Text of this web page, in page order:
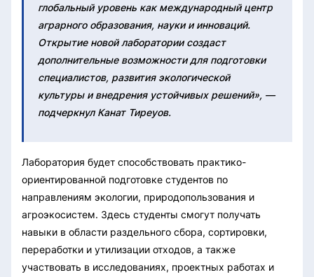
глобальный уровень как международный центр
аграрного образования, науки и инноваций.
Открытие новой лаборатории создаст
дополнительные возможности для подготовки
специалистов, развития экологической
культуры и внедрения устойчивых решений», —
подчеркнул Канат Тиреуов.
Лаборатория будет способствовать практико-
ориентированной подготовке студентов по
направлениям экологии, природопользования и
агроэкосистем. Здесь студенты смогут получать
навыки в области раздельного сбора, сортировки,
переработки и утилизации отходов, а также
участвовать в исследованиях, проектных работах и